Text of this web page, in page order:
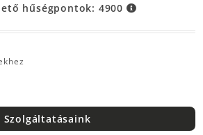
hűségpontok: 4900
Szolgáltatásaink